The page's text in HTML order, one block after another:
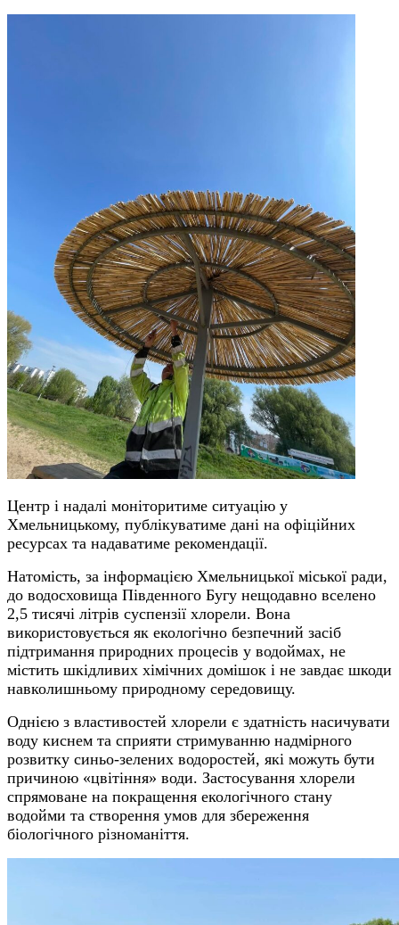
Центр і надалі моніторитиме ситуацію у
Хмельницькому, публікуватиме дані на офіційних
ресурсах та надаватиме рекомендації.
Натомість, за інформацією Хмельницької міської ради,
до водосховища Південного Бугу нещодавно вселено
2,5 тисячі літрів суспензії хлорели. Вона
використовується як екологічно безпечний засіб
підтримання природних процесів у водоймах, не
містить шкідливих хімічних домішок і не завдає шкоди
навколишньому природному середовищу.
Однією з властивостей хлорели є здатність насичувати
воду киснем та сприяти стримуванню надмірного
розвитку синьо-зелених водоростей, які можуть бути
причиною «цвітіння» води. Застосування хлорели
спрямоване на покращення екологічного стану
водойми та створення умов для збереження
біологічного різноманіття.